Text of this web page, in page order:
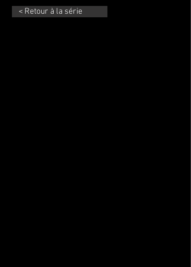
< Retour à la série